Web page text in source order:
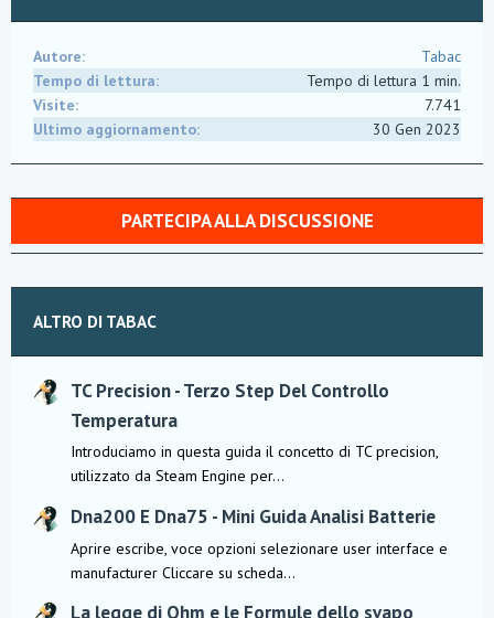
Autore
Tabac
Tempo di lettura
Tempo di lettura 1 min.
Visite
7.741
Ultimo aggiornamento
30 Gen 2023
PARTECIPA ALLA DISCUSSIONE
ALTRO DI TABAC
TC Precision - Terzo Step Del Controllo
Temperatura
Introduciamo in questa guida il concetto di TC precision,
utilizzato da Steam Engine per...
Dna200 E Dna75 - Mini Guida Analisi Batterie
Aprire escribe, voce opzioni selezionare user interface e
manufacturer Cliccare su scheda...
La legge di Ohm e le Formule dello svapo